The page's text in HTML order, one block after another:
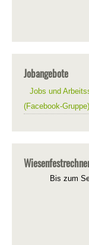
Jobangebote
Jobs und
(Facebook-Gruppe)
Bis zum